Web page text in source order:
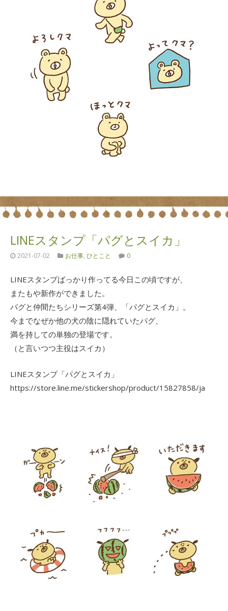
LINEスタンプ「パグとスイカ」
2021-07-02 お仕事, ひとこと 0
LINEスタンプばっかり作ってる今日この頃ですが、
またもや新作ができました。
パグと仲間たちシリーズ第4弾、「パグとスイカ」。
今までなぜか他の犬の陰に隠れていたパグ、
満を持しての単独の登場です。
（と言いつつ主役はスイカ）
LINEスタンプ「パグとスイカ」
https://store.line.me/stickershop/product/15827858/ja